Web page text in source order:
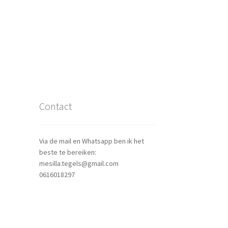
Contact
Via de mail en Whatsapp ben ik het
beste te bereiken:
mesilla.tegels@gmail.com
0616018297